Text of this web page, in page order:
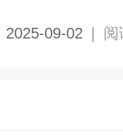
2025-09-02 | 阅